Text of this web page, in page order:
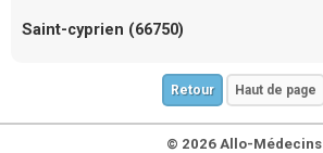
Saint-cyprien (66750)
Retour Haut de page
© 2026 Allo-Médecins